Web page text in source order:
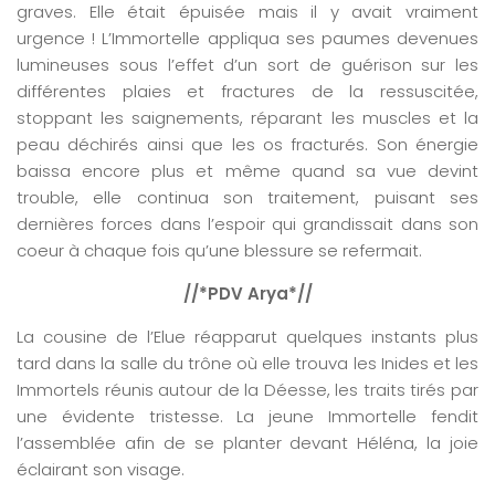
graves. Elle était épuisée mais il y avait vraiment
urgence ! L’Immortelle appliqua ses paumes devenues
lumineuses sous l’effet d’un sort de guérison sur les
différentes plaies et fractures de la ressuscitée,
stoppant les saignements, réparant les muscles et la
peau déchirés ainsi que les os fracturés. Son énergie
baissa encore plus et même quand sa vue devint
trouble, elle continua son traitement, puisant ses
dernières forces dans l’espoir qui grandissait dans son
coeur à chaque fois qu’une blessure se refermait.
//*PDV Arya*//
La cousine de l’Elue réapparut quelques instants plus
tard dans la salle du trône où elle trouva les Inides et les
Immortels réunis autour de la Déesse, les traits tirés par
une évidente tristesse. La jeune Immortelle fendit
l’assemblée afin de se planter devant Héléna, la joie
éclairant son visage.